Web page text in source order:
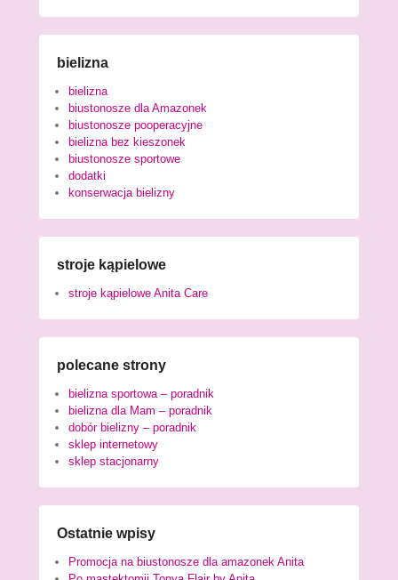
bielizna
bielizna
biustonosze dla Amazonek
biustonosze pooperacyjne
bielizna bez kieszonek
biustonosze sportowe
dodatki
konserwacja bielizny
stroje kąpielowe
stroje kąpielowe Anita Care
polecane strony
bielizna sportowa – poradnik
bielizna dla Mam – poradnik
dobór bielizny – poradnik
sklep internetowy
sklep stacjonarny
Ostatnie wpisy
Promocja na biustonosze dla amazonek Anita